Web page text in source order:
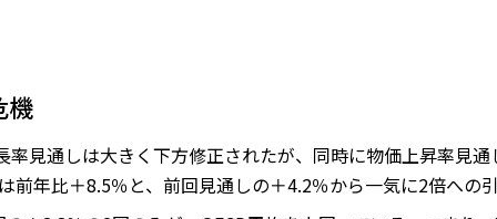
機
率見通しは大きく下方修正されたが、同時に物価上昇率見
前年比＋8.5％と、前回見通しの＋4.2％から一気に2倍への